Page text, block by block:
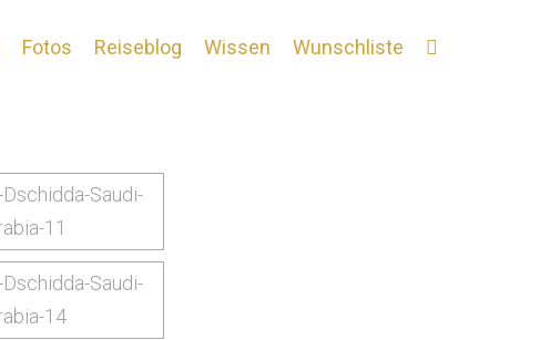
Fotos Reiseblog Wissen Wunschliste